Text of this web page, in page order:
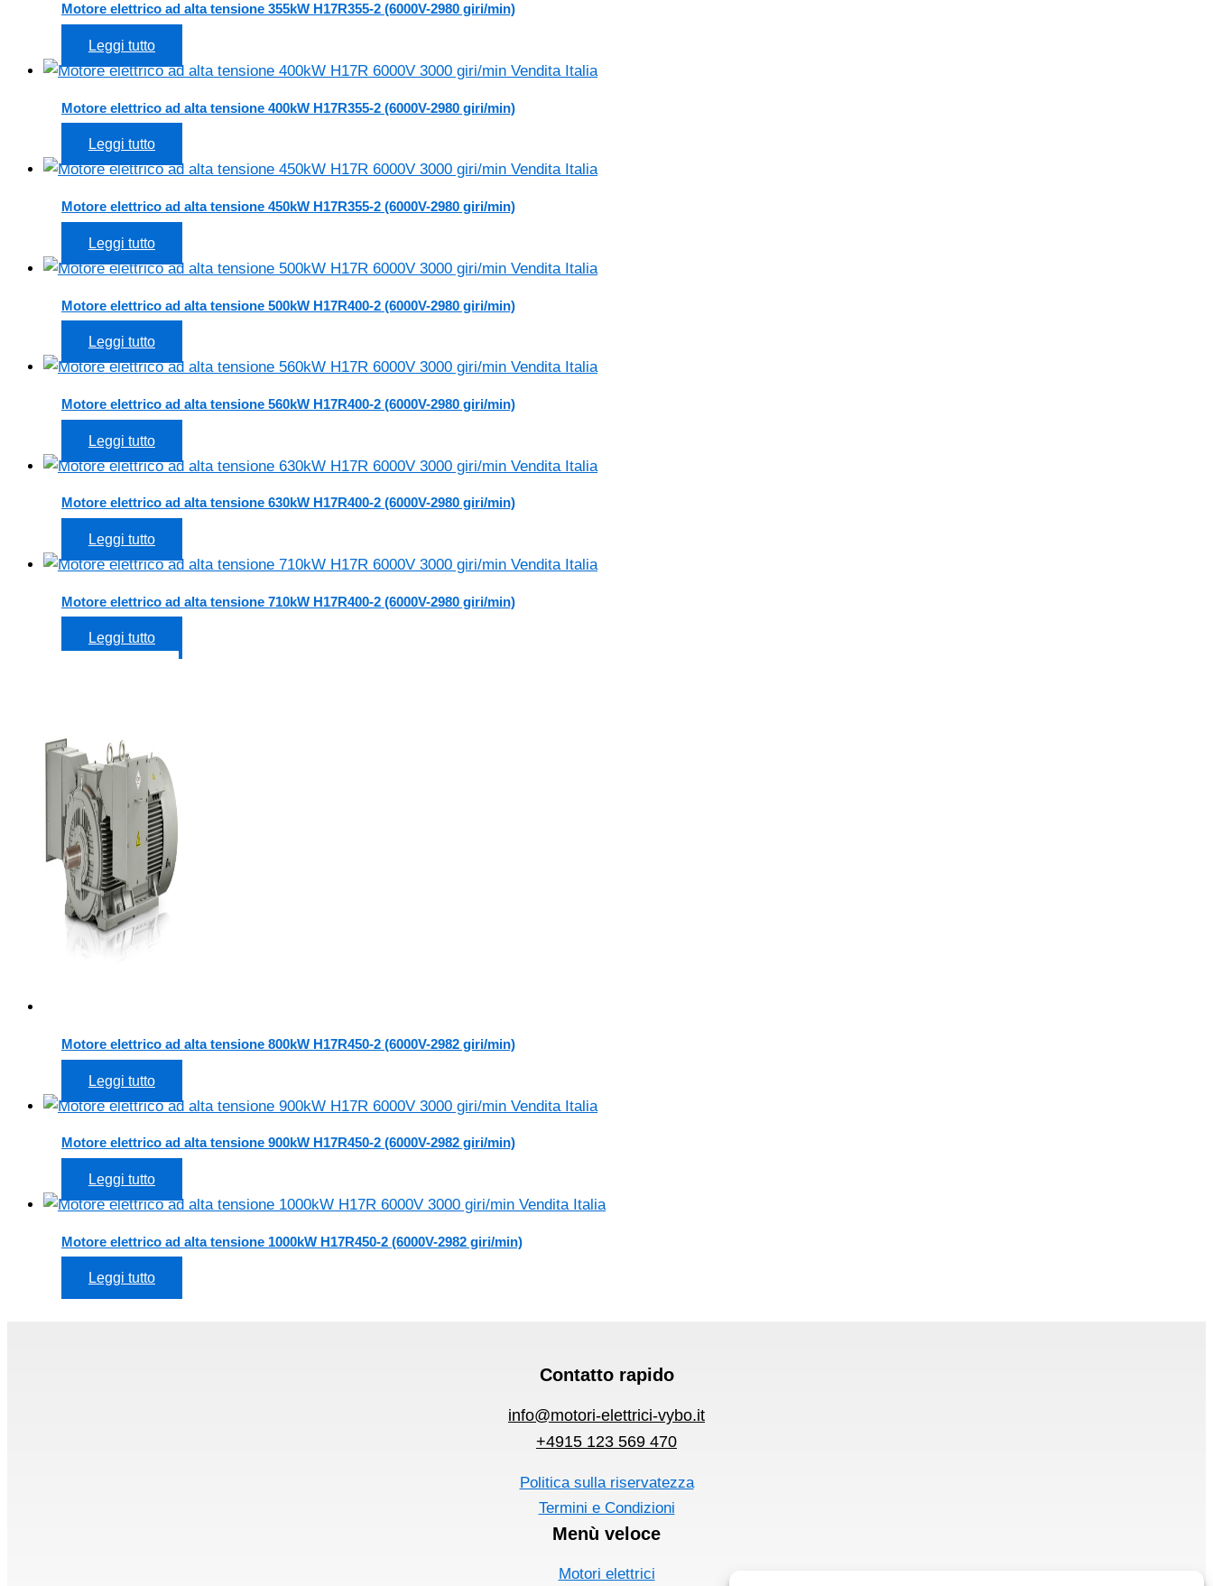
Motore elettrico ad alta tensione 355kW H17R355-2 (6000V-2980 giri/min)
Leggi tutto
Motore elettrico ad alta tensione 400kW H17R355-2 (6000V-2980 giri/min)
Leggi tutto
Motore elettrico ad alta tensione 450kW H17R355-2 (6000V-2980 giri/min)
Leggi tutto
Motore elettrico ad alta tensione 500kW H17R400-2 (6000V-2980 giri/min)
Leggi tutto
Motore elettrico ad alta tensione 560kW H17R400-2 (6000V-2980 giri/min)
Leggi tutto
Motore elettrico ad alta tensione 630kW H17R400-2 (6000V-2980 giri/min)
Leggi tutto
Motore elettrico ad alta tensione 710kW H17R400-2 (6000V-2980 giri/min)
Leggi tutto
Motore elettrico ad alta tensione 800kW H17R450-2 (6000V-2982 giri/min)
Leggi tutto
Motore elettrico ad alta tensione 900kW H17R450-2 (6000V-2982 giri/min)
Leggi tutto
Motore elettrico ad alta tensione 1000kW H17R450-2 (6000V-2982 giri/min)
Leggi tutto
Contatto rapido
info@motori-elettrici-vybo.it
+4915 123 569 470
Politica sulla riservatezza
Termini e Condizioni
Menù veloce
Motori elettrici